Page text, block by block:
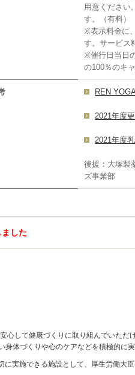
用意ください
す。（有料）
※表示料金に
す。サービス
※催行日当日
の100％のキ
REN
2021年度
2021年度
後援：大塚製
ズ事業部
した
して健康づくりに取り組んでいただ
体づくりや心のケアなどを積極的に実
実施できる施設として、厚生労働大